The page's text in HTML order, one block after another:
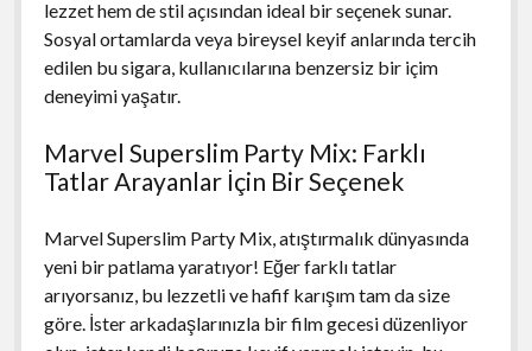
lezzet hem de stil açısından ideal bir seçenek sunar.
Sosyal ortamlarda veya bireysel keyif anlarında tercih
edilen bu sigara, kullanıcılarına benzersiz bir içim
deneyimi yaşatır.
Marvel Superslim Party Mix: Farklı
Tatlar Arayanlar İçin Bir Seçenek
Marvel Superslim Party Mix, atıştırmalık dünyasında
yeni bir patlama yaratıyor! Eğer farklı tatlar
arıyorsanız, bu lezzetli ve hafif karışım tam da size
göre. İster arkadaşlarınızla bir film gecesi düzenliyor